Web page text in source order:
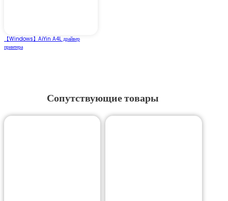
【Windows】AiYin A4L драйвер
принтера
Сопутствующие товары